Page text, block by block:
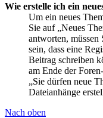
Wie erstelle ich ein
Um ein neues
Sie auf „Neues
antworten,
sein, dass eine
Beitrag schreiben
am Ende der
„Sie dürfen neue
Dateianhänge
Nach oben